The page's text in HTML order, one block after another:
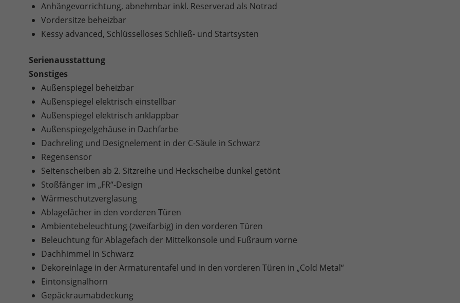
Anhängevorrichtung, abnehmbar inkl. Reserverad als Notrad
Vordersitze beheizbar
Kessy advanced, Schlüsselloses Schließ- und Startsysten
Serienausstattung
Sonstiges
Außenspiegel beheizbar
Außenspiegel elektrisch einstellbar
Außenspiegel elektrisch anklappbar
Außenspiegelgehäuse in Dachfarbe
Dachreling und Designelement in der C-Säule in Schwarz
Regensensor
Seitenscheiben ab 2. Sitzreihe und Heckscheibe dunkel getönt
Stoßfänger im „FR“-Design
Wärmeschutzverglasung
Ablagefächer in den vorderen Türen
Ambientebeleuchtung (zweifarbig) in den vorderen Türen
Beleuchtung für Ablagefach der Mittelkonsole und Fußraum vorne
Dachhimmel in Schwarz
Dekoreinlage in der Armaturentafel und in den vorderen Türen in „Cold Metal“
Eintonsignalhorn
Gepäckraumabdeckung